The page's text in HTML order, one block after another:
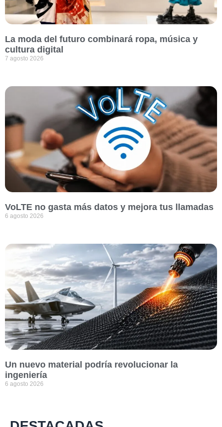
La moda del futuro combinará ropa, música y
cultura digital
7 agosto 2026
VoLTE no gasta más datos y mejora tus llamadas
6 agosto 2026
Un nuevo material podría revolucionar la
ingeniería
6 agosto 2026